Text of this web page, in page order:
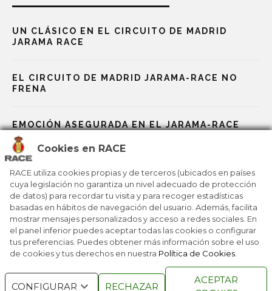
Cookies en RACE
RACE utiliza cookies propias y de terceros (ubicados en países
cuya legislación no garantiza un nivel adecuado de protección
de datos) para recordar tu visita y para recoger estadísticas
basadas en hábitos de navegación del usuario. Además, facilita
mostrar mensajes personalizados y acceso a redes sociales. En
el panel inferior puedes aceptar todas las cookies o configurar
tus preferencias. Puedes obtener más información sobre el uso
de cookies y tus derechos en nuestra Política de Cookies
CONFIGURAR RECHAZAR
ACEPTAR
UN CLÁSICO EN EL CIRCUITO DE MADRID
JARAMA RACE
EL CIRCUITO DE MADRID JARAMA-RACE NO
FRENA
EMOCIÓN ASEGURADA EN EL JARAMA-RACE
RECTA DE META PARA LOS MUNDIALES DEL
MOTOR
LOS MUNDIALES DEL MOTOR SE CALIENTAN
TODOS LOS DERECHOS
RESERVADOS